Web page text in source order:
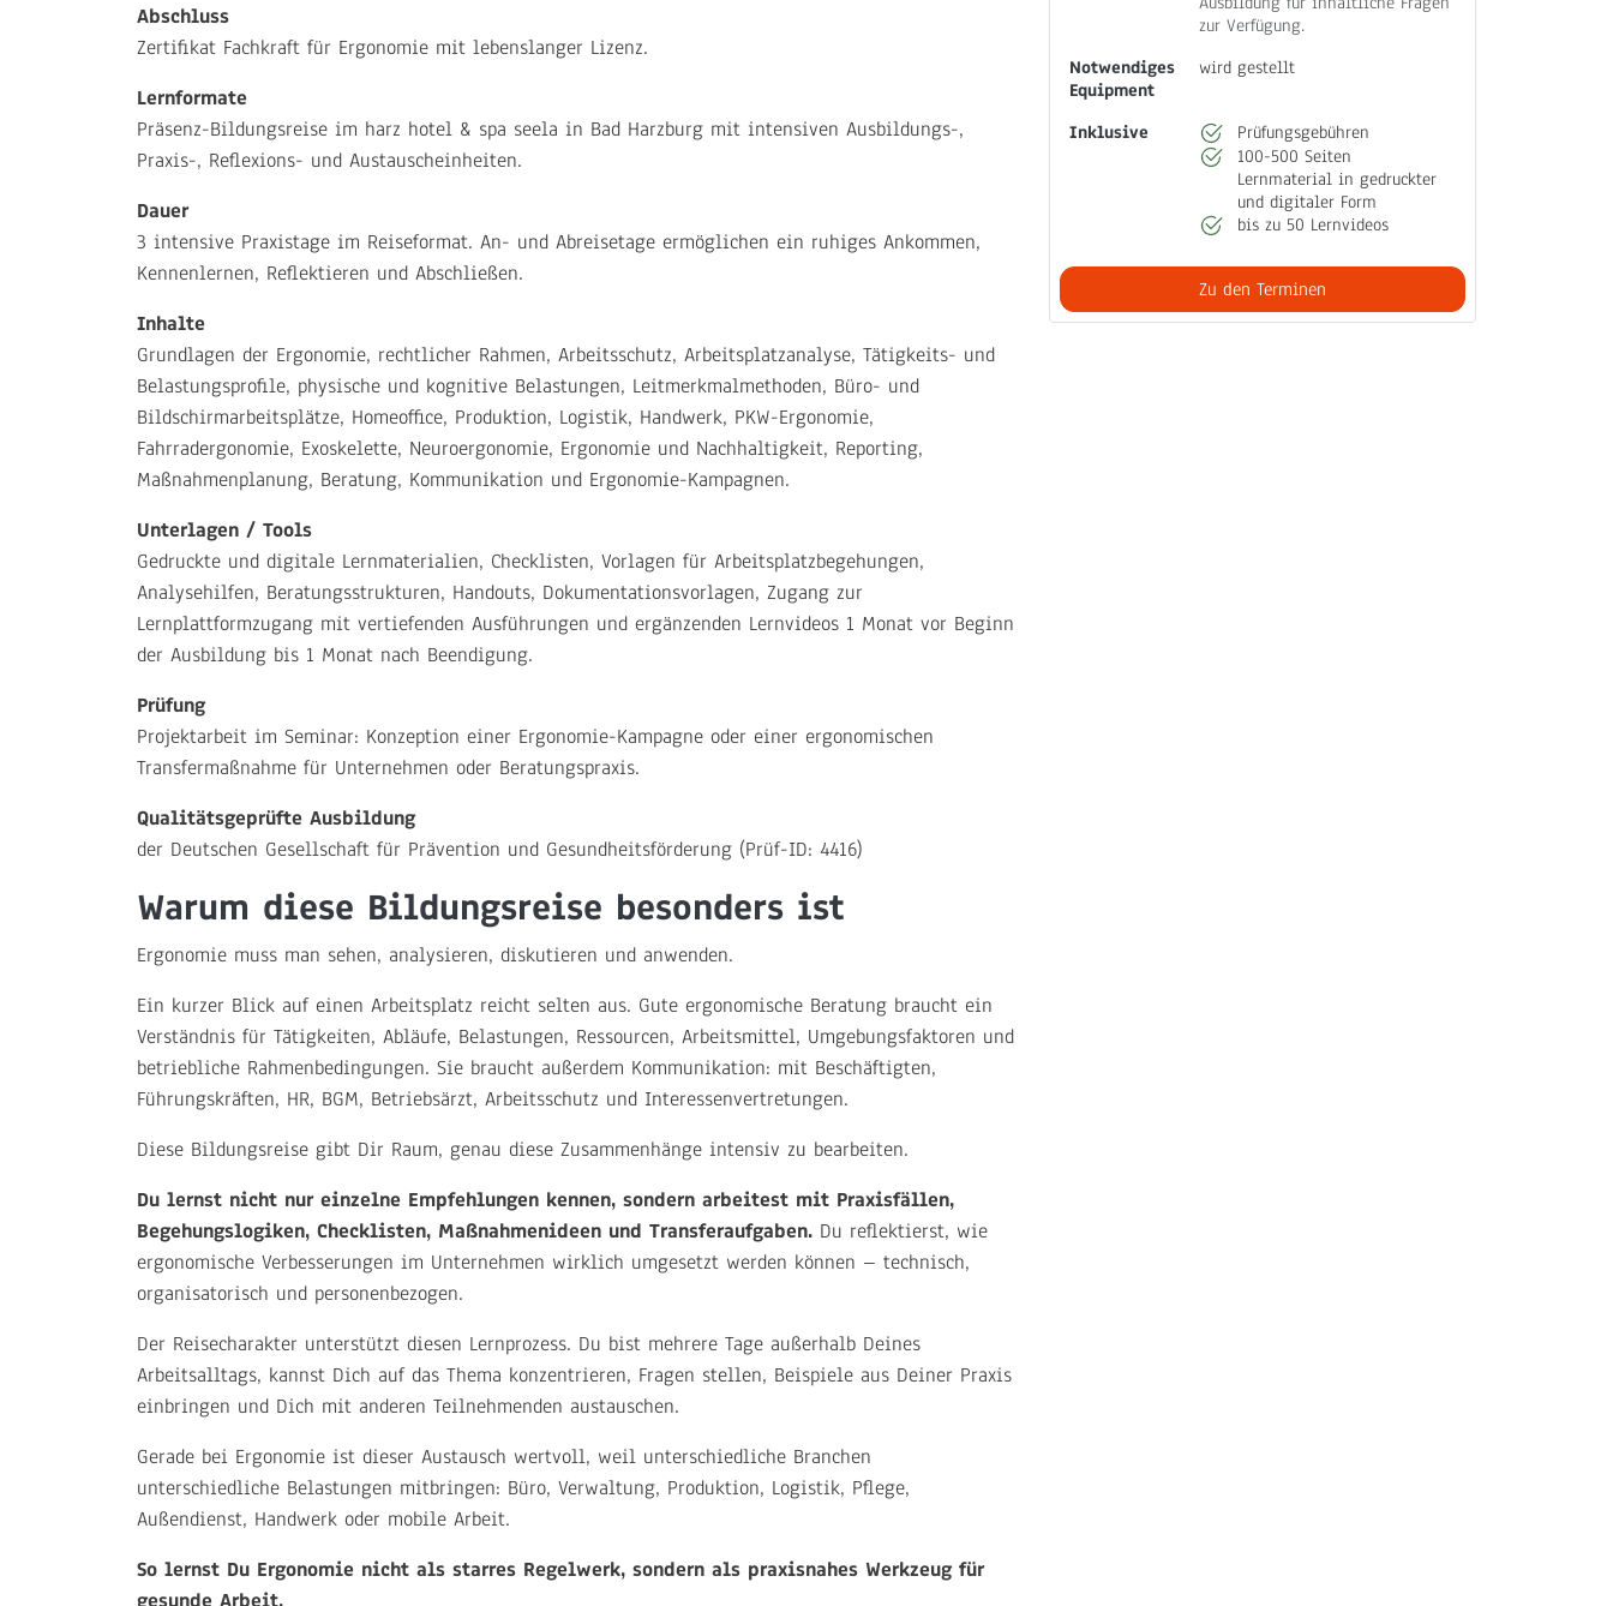
zur Verfügung.
Notwendiges
Equipment
wird gestellt
Inklusive
Prüfungsgebühren
100-500 Seiten
Lernmaterial in gedruckter
und digitaler Form
bis zu 50 Lernvideos
Zu den Terminen
Abschluss
Zertifikat Fachkraft für Ergonomie mit lebenslanger Lizenz.
Lernformate
Präsenz-Bildungsreise im harz hotel & spa seela in Bad Harzburg mit intensiven Ausbildungs-,
Praxis-, Reflexions- und Austauscheinheiten.
Dauer
3 intensive Praxistage im Reiseformat. An- und Abreisetage ermöglichen ein ruhiges Ankommen,
Kennenlernen, Reflektieren und Abschließen.
Inhalte
Grundlagen der Ergonomie, rechtlicher Rahmen, Arbeitsschutz, Arbeitsplatzanalyse, Tätigkeits- und
Belastungsprofile, physische und kognitive Belastungen, Leitmerkmalmethoden, Büro- und
Bildschirmarbeitsplätze, Homeoffice, Produktion, Logistik, Handwerk, PKW-Ergonomie,
Fahrradergonomie, Exoskelette, Neuroergonomie, Ergonomie und Nachhaltigkeit, Reporting,
Maßnahmenplanung, Beratung, Kommunikation und Ergonomie-Kampagnen.
Unterlagen / Tools
Gedruckte und digitale Lernmaterialien, Checklisten, Vorlagen für Arbeitsplatzbegehungen,
Analysehilfen, Beratungsstrukturen, Handouts, Dokumentationsvorlagen, Zugang zur
Lernplattformzugang mit vertiefenden Ausführungen und ergänzenden Lernvideos 1 Monat vor Beginn
der Ausbildung bis 1 Monat nach Beendigung.
Prüfung
Projektarbeit im Seminar: Konzeption einer Ergonomie-Kampagne oder einer ergonomischen
Transfermaßnahme für Unternehmen oder Beratungspraxis.
Qualitätsgeprüfte Ausbildung
der Deutschen Gesellschaft für Prävention und Gesundheitsförderung (Prüf-ID: 4416)
Warum diese Bildungsreise besonders ist
Ergonomie muss man sehen, analysieren, diskutieren und anwenden.
Ein kurzer Blick auf einen Arbeitsplatz reicht selten aus. Gute ergonomische Beratung braucht ein
Verständnis für Tätigkeiten, Abläufe, Belastungen, Ressourcen, Arbeitsmittel, Umgebungsfaktoren und
betriebliche Rahmenbedingungen. Sie braucht außerdem Kommunikation: mit Beschäftigten,
Führungskräften, HR, BGM, Betriebsärzt, Arbeitsschutz und Interessenvertretungen.
Diese Bildungsreise gibt Dir Raum, genau diese Zusammenhänge intensiv zu bearbeiten.
Du lernst nicht nur einzelne Empfehlungen kennen, sondern arbeitest mit Praxisfällen,
Begehungslogiken, Checklisten, Maßnahmenideen und Transferaufgaben. Du reflektierst, wie
ergonomische Verbesserungen im Unternehmen wirklich umgesetzt werden können – technisch,
organisatorisch und personenbezogen.
Der Reisecharakter unterstützt diesen Lernprozess. Du bist mehrere Tage außerhalb Deines
Arbeitsalltags, kannst Dich auf das Thema konzentrieren, Fragen stellen, Beispiele aus Deiner Praxis
einbringen und Dich mit anderen Teilnehmenden austauschen.
Gerade bei Ergonomie ist dieser Austausch wertvoll, weil unterschiedliche Branchen
unterschiedliche Belastungen mitbringen: Büro, Verwaltung, Produktion, Logistik, Pflege,
Außendienst, Handwerk oder mobile Arbeit.
So lernst Du Ergonomie nicht als starres Regelwerk, sondern als praxisnahes Werkzeug für